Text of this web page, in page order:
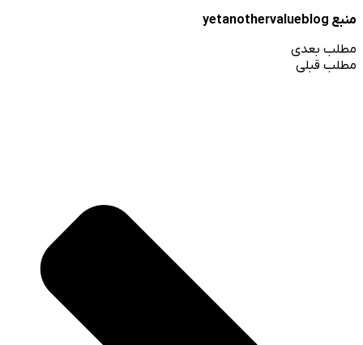
منبع yetanothervalueblog
مطلب بعدی
مطلب قبلی